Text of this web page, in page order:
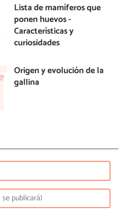
Lista de mamíferos que
ponen huevos -
Características y
curiosidades
Origen y evolución de la
gallina